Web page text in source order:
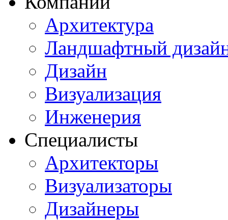
Архитектура
Ландшафтный
Дизайн
Визуализация
Инженерия
Специалисты
Архитекторы
Визуализаторы
Дизайнеры